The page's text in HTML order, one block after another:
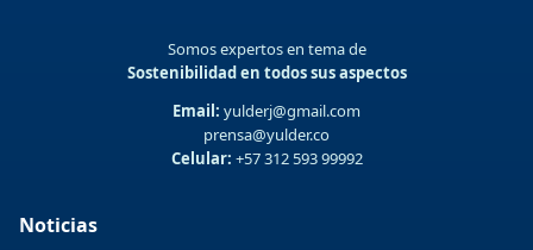
Somos expertos en tema de
Sostenibilidad en todos sus aspectos
Email: yulderj@gmail.com
prensa@yulder.co
Celular: +57 312 593 99992
Noticias